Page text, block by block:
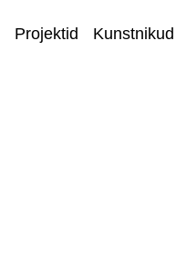
Projektid Kunstnikud